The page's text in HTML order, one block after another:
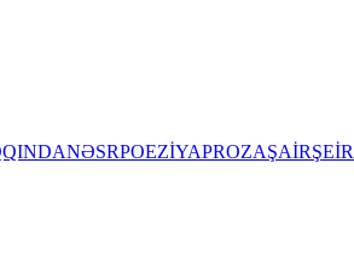
NƏSRPOEZİYAPROZAŞAİRŞEİR